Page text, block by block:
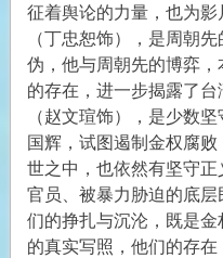
征着舆论的力量，也为
（丁忠恕饰），是周朝
伪，他与周朝先的博弈
的存在，进一步揭露了
（赵文瑄饰），是少数
国辉，试图遏制金权腐
世之中，也依然有坚守
官员、被暴力胁迫的底
们的挣扎与沉沦，既是
的真实写照，他们的存